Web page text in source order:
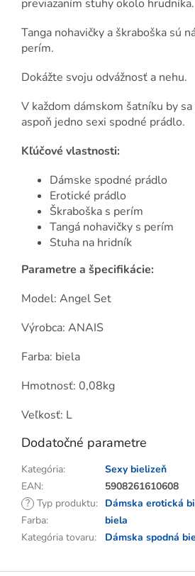
previazaním stuhy okolo hrudníka.
Tanga nohavičky a škraboška sú
perím.
Dokážte svoju odvážnosť a nehu.
V každom dámskom šatníku by
aspoň jedno sexi spodné prádlo.
Kľúčové vlastnosti:
Dámske spodné prádlo
Erotické prádlo
Škraboška s perím
Tangá nohavičky s perím
Stuha na hridník
Parametre a špecifikácie:
Model: Angel Set
Výrobca: ANAIS
Farba: biela
Hmotnosť: 0,08kg
Veľkosť: L
Dodatočné parametre
Kategória:
Sexy bielizeň
EAN:
5908261610608
? Typ produktu: Dámska erotická
Farba:
biela
Kategória tovaru: Dámska spodná